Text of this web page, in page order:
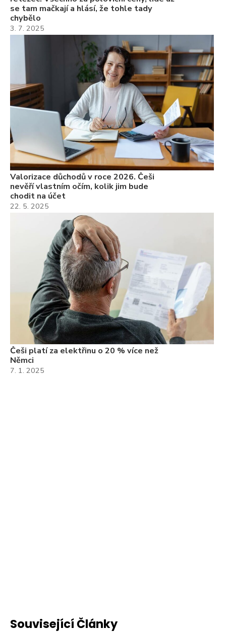
se tam mačkají a hlásí, že tohle tady
chybělo
3. 7. 2025
Valorizace důchodů v roce 2026. Češi
nevěří vlastním očím, kolik jim bude
chodit na účet
22. 5. 2025
Češi platí za elektřinu o 20 % více než
Němci
7. 1. 2025
Související Články